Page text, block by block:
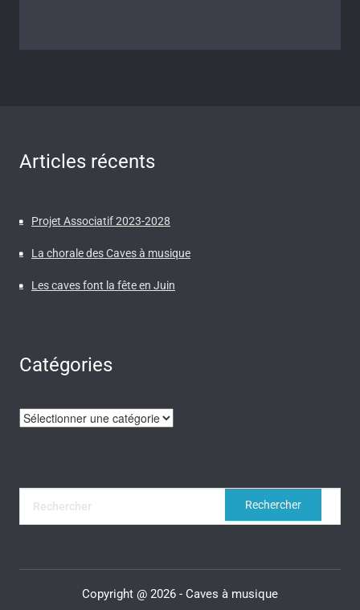
Articles récents
Projet Associatif 2023-2028
La chorale des Caves à musique
Les caves font la fête en Juin
Catégories
Catégories
Copyright @ 2026 - Caves à musique